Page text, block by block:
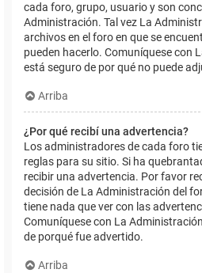
cada foro, grupo, usuario y son
Administración. Tal vez La
archivos en el foro en que se
pueden hacerlo. Comuníquese con
está seguro de por qué no puede
Arriba
¿Por qué recibí una advertencia?
Los administradores de cada foro
reglas para su sitio. Si ha
recibir una advertencia. Por favor
decisión de La Administración del
tiene nada que ver con las
Comuníquese con La
de porqué fue advertido.
Arriba